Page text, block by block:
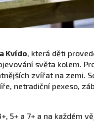
Kvído, která děti
světa kolem.
zvířat na zemi.
netradiční pexeso,
5+ a 7+ a na každém